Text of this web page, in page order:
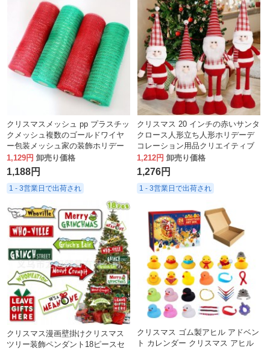
クリスマスメッシュ pp プラスチッ
クメッシュ複数のゴールドワイヤ
ー包装メッシュ家の装飾ホリデー
リボン
1,129円 卸売り価格
1,188円
1 - 3営業日で出荷され
クリスマス 20 インチの赤いサンタ
クロース人形立ち人形ホリデーデ
コレーション用品クリエイティブ
オーナメント
1,212円 卸売り価格
1,276円
1 - 3営業日で出荷され
クリスマス漫画壁掛けクリスマス
ツリー装飾ペンダント18ピースセ
クリスマス ゴム製アヒル アドベン
ト カレンダー クリスマス アヒル